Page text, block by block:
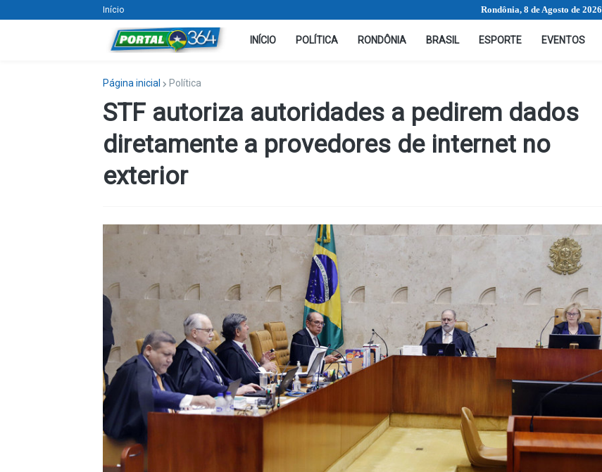
Início Rondônia, 8 de Agosto de 2026
INÍCIO POLÍTICA RONDÔNIA BRASIL ESPORTE EVENTOS
Página inicial Política
STF autoriza autoridades a pedirem dados
diretamente a provedores de internet no
exterior